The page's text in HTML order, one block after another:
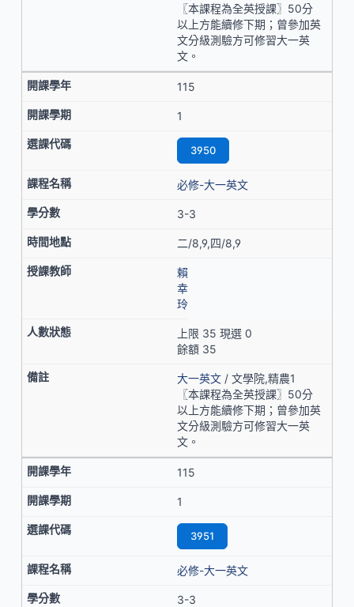
〖本課程為全英授課〗50分
以上方能續修下期；曾參加英
文分級測驗方可修習大一英
文。
115
1
3950
必修-大一英文
3-3
二/8,9,四/8,9
賴
幸
玲
上限 35 現選 0
餘額 35
大一英文 / 文學院,精農1
〖本課程為全英授課〗50分
以上方能續修下期；曾參加英
文分級測驗方可修習大一英
文。
115
1
3951
必修-大一英文
3-3